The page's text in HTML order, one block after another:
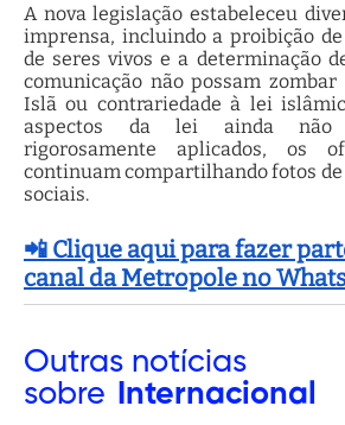
A nova legislação estabeleceu
imprensa, incluindo a proibição
de seres vivos e a determinação
comunicação não possam
Islã ou contrariedade à lei
aspectos da lei ainda não
rigorosamente aplicados, os
continuam compartilhando fotos de
sociais.
📲 Clique aqui para fazer
canal da Metropole no
Outras notícias
sobre
Internacional